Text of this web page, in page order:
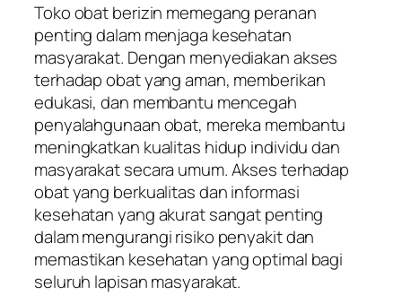
Toko obat berizin memegang peranan
penting dalam menjaga kesehatan
masyarakat. Dengan menyediakan akses
terhadap obat yang aman, memberikan
edukasi, dan membantu mencegah
penyalahgunaan obat, mereka membantu
meningkatkan kualitas hidup individu dan
masyarakat secara umum. Akses terhadap
obat yang berkualitas dan informasi
kesehatan yang akurat sangat penting
dalam mengurangi risiko penyakit dan
memastikan kesehatan yang optimal bagi
seluruh lapisan masyarakat.